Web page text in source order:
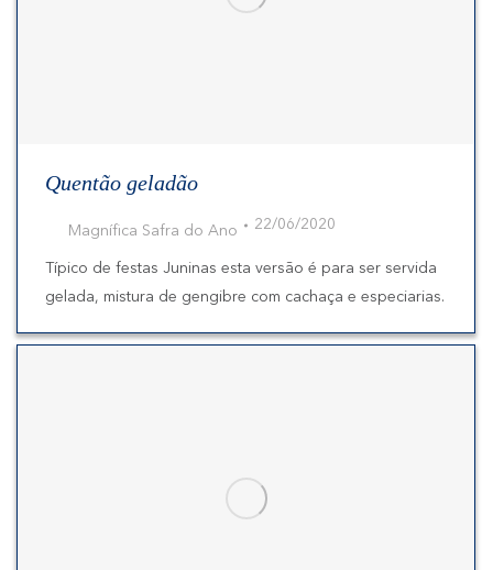
Quentão geladão
Magnífica Safra do Ano
22/06/2020
Típico de festas Juninas esta versão é para ser servida
gelada, mistura de gengibre com cachaça e especiarias.